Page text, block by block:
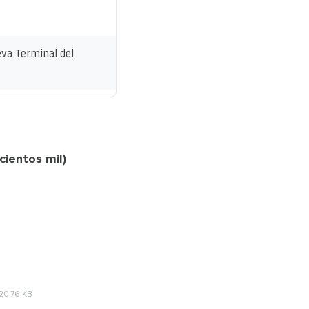
Terminal del
mil)
KB